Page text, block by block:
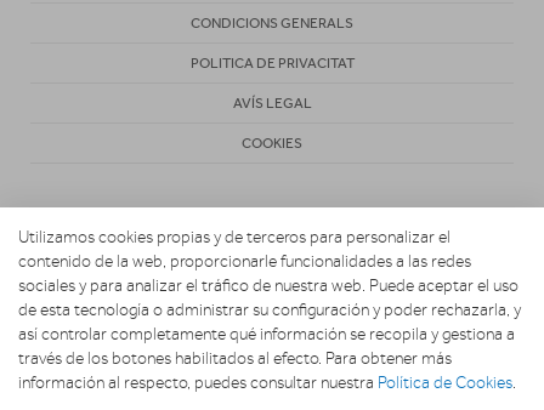
CONDICIONS GENERALS
POLITICA DE PRIVACITAT
AVÍS LEGAL
COOKIES
Copyright 2026. Activa Radiovisión
Utilizamos cookies propias y de terceros para personalizar el
contenido de la web, proporcionarle funcionalidades a las redes
sociales y para analizar el tráfico de nuestra web. Puede aceptar el uso
de esta tecnología o administrar su configuración y poder rechazarla, y
así controlar completamente qué información se recopila y gestiona a
través de los botones habilitados al efecto. Para obtener más
información al respecto, puedes consultar nuestra Política de Cookies.